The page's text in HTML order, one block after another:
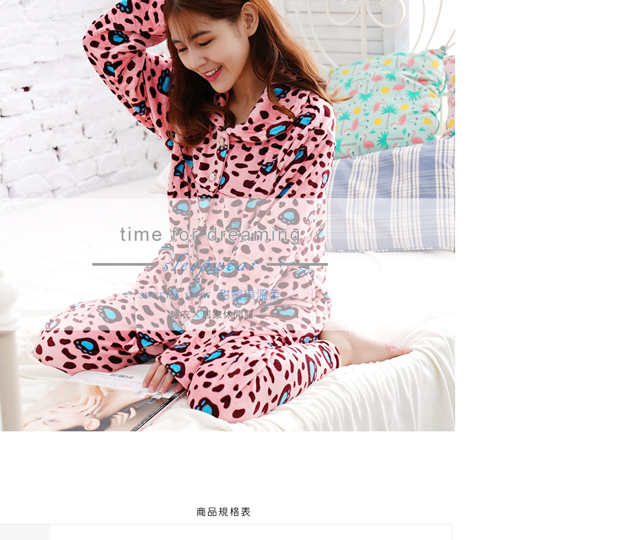
交易，需依本服務之必要範圍內提供個人資料，並將交易相關給付款項請
求債權轉讓予恩沛科技股份有限公司。
２．關於個人資料處理事宜，請瀏覽以下網址：
https://aftee.tw/terms/#terms3
３．未成年的使用者請事先徵得法定代理人或監護人之同意方可使用
「AFTEE先享後付」，若未經同意申辦者引起之損失，本公司不負相關責
任。
４．使用「AFTEE先享後付」時，將依據個別帳號之用戶狀況，依本公司
即時審查核予不同之上限額度；若仍有額度不足之情形，本公司將視審查
結果請求用戶進行身份認證。
５．嚴禁一人註冊多個帳號或使用他人資訊註冊。若發現惡意使用之情
形，恩沛科技股份有限公司將有權停止該用戶之使用額度並採取法律行
動。
每筆NT$80，滿NT$899(含以上)免運費